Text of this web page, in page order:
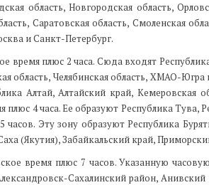
область, Новгородская область,
Саратовская область, Смоленская
и Санкт-Петербург.
время плюс 2 часа. Сюда входят
область, Челябинская область, ХМАО-
Алтай, Алтайский край, Кемеровская
плюс 4 часа. Ее образуют Республика Тува,
Эту зону образуют Республика
(Якутия), Забайкальский край,
время плюс 7 часов. Указанную
Сахалинский район,